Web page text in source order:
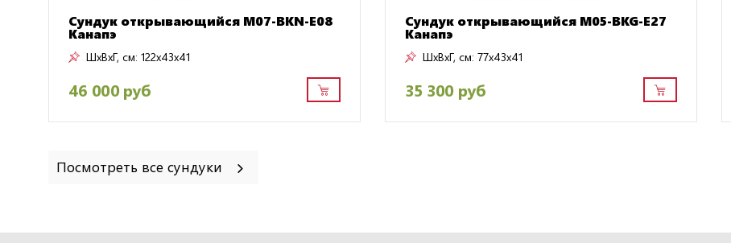
Сундук открывающийся M07-BKN-E08
Канапэ
ШxВxГ, см: 122x43x41
46 000 руб
Сундук открывающийся M05-BKG-E27
Канапэ
ШxВxГ, см: 77x43x41
35 300 руб
Посмотреть все сундуки